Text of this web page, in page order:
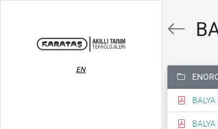
EN
BALYA